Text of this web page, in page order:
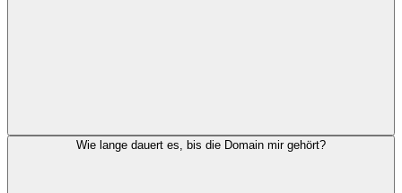
Wie lange dauert es, bis die Domain mir gehört?